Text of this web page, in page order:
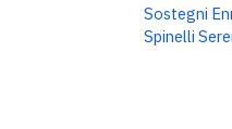
Sostegni
Spinelli